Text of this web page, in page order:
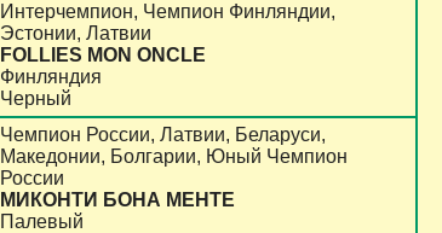
Интерчемпион, Чемпион Финляндии,
Эстонии, Латвии
FOLLIES MON ONCLE
Финляндия
Черный
Чемпион России, Латвии, Беларуси,
Македонии, Болгарии, Юный Чемпион
России
МИКОНТИ БОНА МЕНТЕ
Палевый